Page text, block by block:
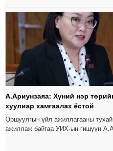
А.Ариунзаяа: Хүний нэр
хуулиар хамгаалах ёстой
Оршуулгын үйл ажиллагааны
ажиллаж байгаа УИХ-ын гишүүн